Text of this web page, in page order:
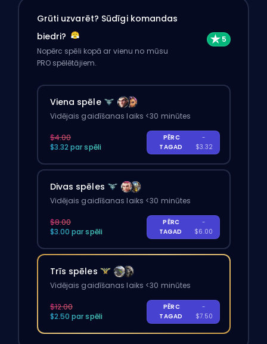
Grūti uzvarēt? Sūdīgi komandas
biedri?
Nopērc spēli kopā ar vienu no mūsu
PRO spēlētājiem.
Viena spēle
Vidējais gaidīšanas laiks <30 minūtes
$4.00
$3.32 par spēli
PĒRC
TAGAD
-
$3.32
Divas spēles
Vidējais gaidīšanas laiks <30 minūtes
$8.00
$3.00 par spēli
PĒRC
TAGAD
-
$6.00
Trīs spēles
Vidējais gaidīšanas laiks <30 minūtes
$12.00
$2.50 par spēli
PĒRC
TAGAD
-
$7.50